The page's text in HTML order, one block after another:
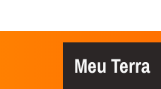
Meu Terra